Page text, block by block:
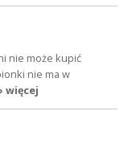
nie może kupić
nie ma w
więcej